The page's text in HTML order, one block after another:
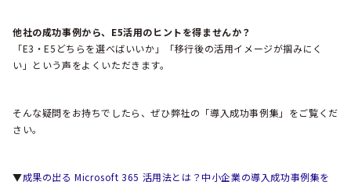
他社の成功事例から、E5活用のヒントを得ませんか？
「E3・E5どちらを選べばいいか」「移行後の活用イメージが掴みにく
い」という声をよくいただきます。
そんな疑問をお持ちでしたら、ぜひ弊社の「導入成功事例集」をご覧くだ
さい。
▼成果の出る Microsoft 365 活用法とは？中小企業の導入成功事例集を